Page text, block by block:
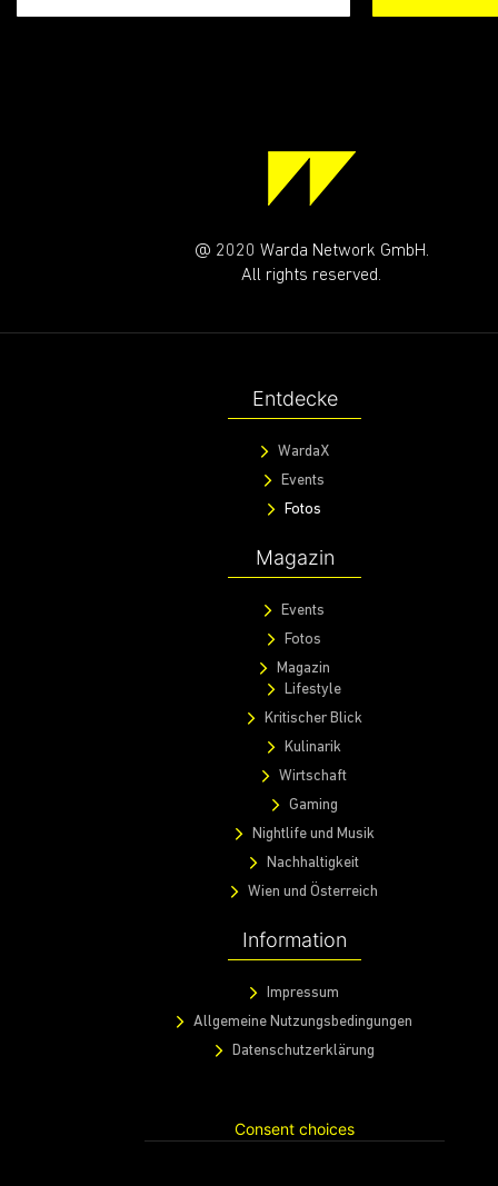
@ 2020 Warda Network GmbH.
All rights reserved.
Entdecke
WardaX
Events
Fotos
Magazin
Events
Fotos
Magazin
Lifestyle
Kritischer Blick
Kulinarik
Wirtschaft
Gaming
Nightlife und Musik
Nachhaltigkeit
Wien und Österreich
Information
Impressum
Allgemeine Nutzungsbedingungen
Datenschutzerklärung
Consent choices